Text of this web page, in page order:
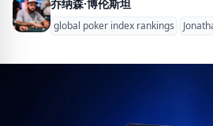
乔纳森·博伦斯坦
global poker index rankings